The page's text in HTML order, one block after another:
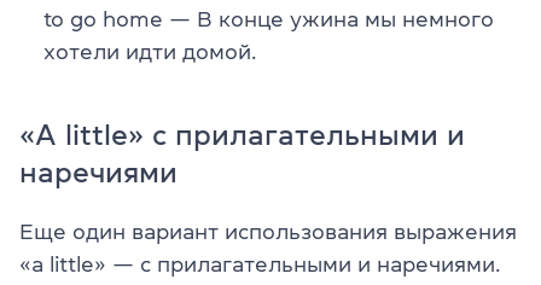
to go home — В конце ужина мы немного
хотели идти домой.
«A little» с прилагательными и
наречиями
Еще один вариант использования выражения
«a little» — с прилагательными и наречиями.